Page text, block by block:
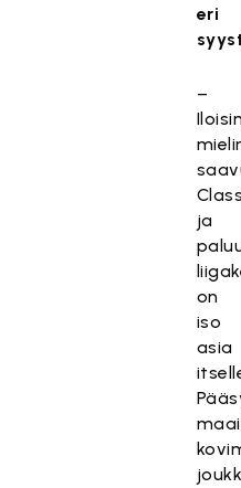
eri
–
Iloisin
ja
on
iso
asia